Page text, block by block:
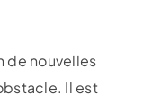
de nouvelles
Il est